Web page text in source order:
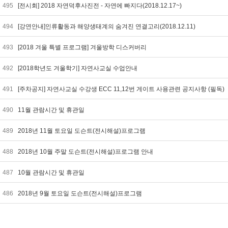
495 [전시회] 2018 자연덕후사진전 - 자연에 빠지다(2018.12.17~)
494 [강연안내]인류활동과 해양생태계의 숨겨진 연결고리(2018.12.11)
493 [2018 겨울 특별 프로그램] 겨울방학 디스커버리
492 [2018학년도 겨울학기] 자연사교실 수업안내
491 [주차공지] 자연사교실 수강생 ECC 11,12번 게이트 사용관련 공지사항 (필독)
490 11월 관람시간 및 휴관일
489 2018년 11월 토요일 도슨트(전시해설)프로그램
488 2018년 10월 주말 도슨트(전시해설)프로그램 안내
487 10월 관람시간 및 휴관일
486 2018년 9월 토요일 도슨트(전시해설)프로그램